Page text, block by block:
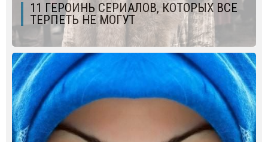
11 ГЕРОИНЬ СЕРИАЛОВ, КОТОРЫХ ВСЕ
ТЕРПЕТЬ НЕ МОГУТ